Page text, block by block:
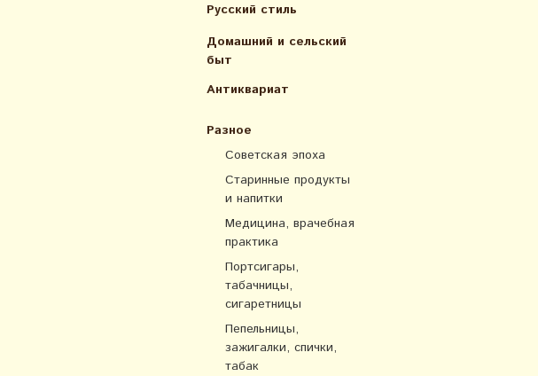
Русский стиль
Домашний и сельский
быт
Антиквариат
Разное
Советская эпоха
Старинные продукты
и напитки
Медицина, врачебная
практика
Портсигары,
табачницы,
сигаретницы
Пепельницы,
зажигалки, спички,
табак